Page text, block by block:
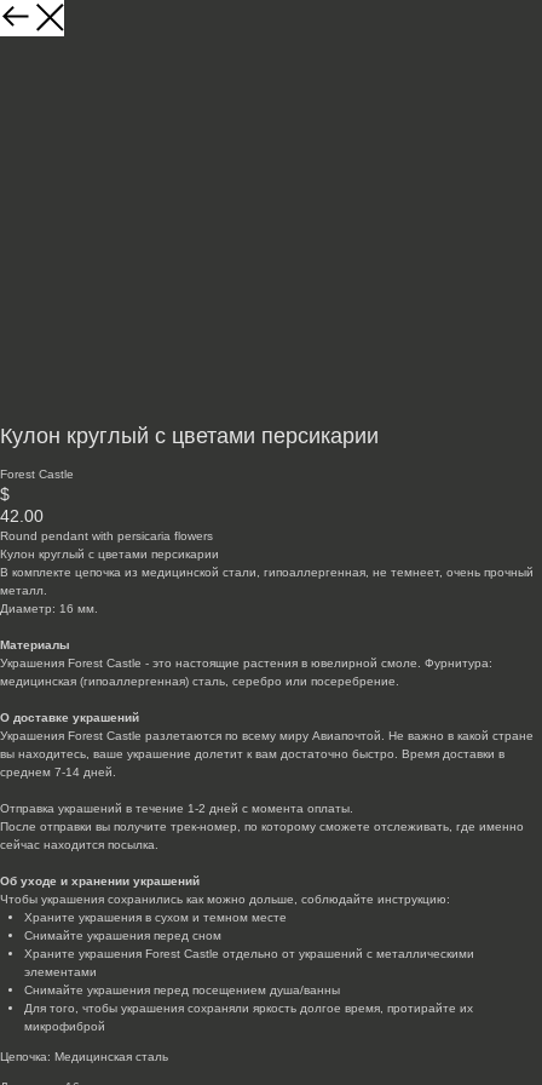
Кулон круглый с цветами персикарии
Forest Castle
$
42.00
Round pendant with persicaria flowers
Кулон круглый с цветами персикарии
В комплекте цепочка из медицинской стали, гипоаллергенная, не темнеет, очень прочный
металл.
Диаметр: 16 мм.
Материалы
Украшения Forest Castle - это настоящие растения в ювелирной смоле. Фурнитура:
медицинская (гипоаллергенная) сталь, серебро или посеребрение.
О доставке украшений
Украшения Forest Castle разлетаются по всему миру Авиапочтой. Не важно в какой стране
вы находитесь, ваше украшение долетит к вам достаточно быстро. Время доставки в
среднем 7-14 дней.
Отправка украшений в течение 1-2 дней с момента оплаты.
После отправки вы получите трек-номер, по которому сможете отслеживать, где именно
сейчас находится посылка.
Об уходе и хранении украшений
Чтобы украшения сохранились как можно дольше, соблюдайте инструкцию:
Храните украшения в сухом и темном месте
Снимайте украшения перед сном
Храните украшения Forest Castle отдельно от украшений с металлическими
элементами
Снимайте украшения перед посещением душа/ванны
Для того, чтобы украшения сохраняли яркость долгое время, протирайте их
микрофиброй
Цепочка: Медицинская сталь